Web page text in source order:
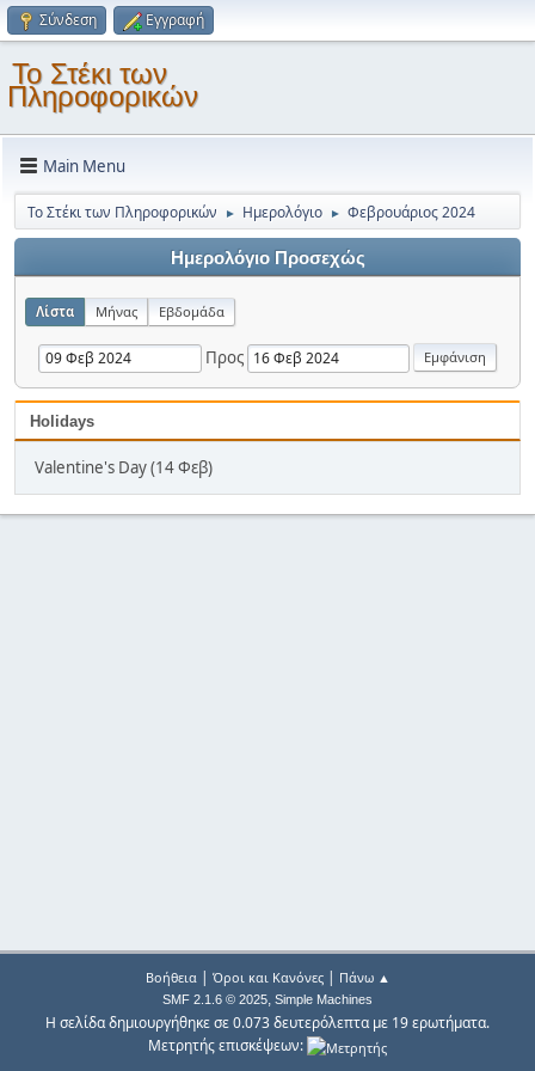
Σύνδεση Εγγραφή
Το Στέκι των
Πληροφορικών
Main Menu
Το Στέκι των Πληροφορικών ► Ημερολόγιο ► Φεβρουάριος 2024
Ημερολόγιο Προσεχώς
Λίστα Μήνας Εβδομάδα
Προς
Holidays
Valentine's Day (14 Φεβ)
Βοήθεια| Όροι και Κανόνες| Πάνω ▲
SMF 2.1.6 © 2025, Simple Machines
Η σελίδα δημιουργήθηκε σε 0.073 δευτερόλεπτα με 19 ερωτήματα.
Μετρητής επισκέψεων: